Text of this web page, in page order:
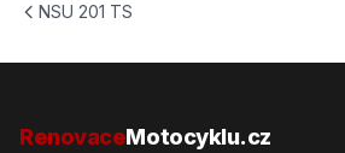
NSU 201 TS
RenovaceMotocyklu.cz